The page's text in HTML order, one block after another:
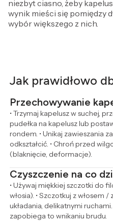
niezbyt ciasno, żeby
wynik mieści się pomiędzy
wybór większego z nich.
Jak prawidłowo
Przechowywanie
• Trzymaj kapelusz w suchej,
pudełka na kapelusz lub
rondem. • Unikaj zawieszania
odkształcić. • Chroń przed
(blaknięcie, deformacje).
Czyszczenie na co
• Używaj miękkiej szczotki do
włosia). • Szczotkuj z włosem
układania, delikatnymi
zapobiega to wnikaniu brudu.